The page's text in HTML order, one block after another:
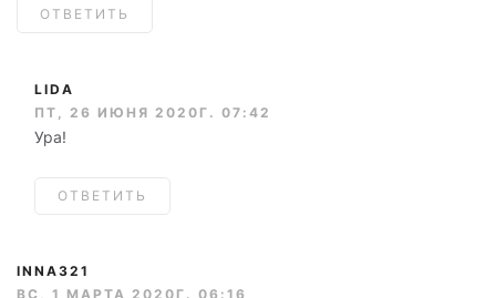
ОТВЕТИТЬ
LIDA
ПТ, 26 ИЮНЯ 2020Г. 07:42
Ура!
ОТВЕТИТЬ
INNA321
ВС, 1 МАРТА 2020Г. 06:16